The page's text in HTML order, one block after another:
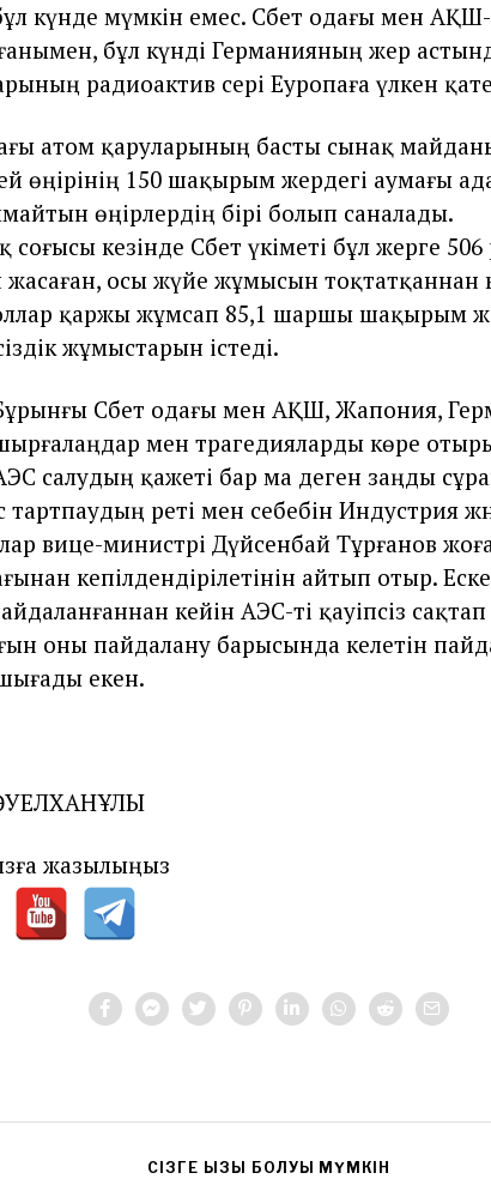
күнде мүмкін емес. Сәбет одағы мен
бұл күнді Германияның жер
радиоактив әсері Еуропаға үлкен
атом қаруларының басты сынақ
өңірінің 150 шақырым жердегі аумағы
өңірлердің бірі болып саналады.
соғысы кезінде Сәбет үкіметі бұл жерге
осы жүйе жұмысын тоқтатқаннан
қаржы жұмсап 85,1 шаршы шақырым
жұмыстарын істеді.
Сәбет одағы мен АҚШ, Жапония,
мен трагедияларды көре
салудың қажеті бар ма деген заңды
реті мен себебін Индустрия
вице-министрi Дүйсенбай Тұрғанов
кепілдендірілетінін айтып отыр.
кейін АЭС-ті қауіпсіз
оны пайдалану барысында әкелетін
екен.
жазылыңыз
CІЗГЕ ҚЫЗЫҚ БОЛУЫ МҮМКІН